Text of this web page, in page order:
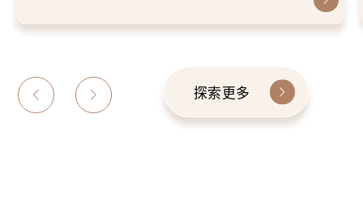
探索更多